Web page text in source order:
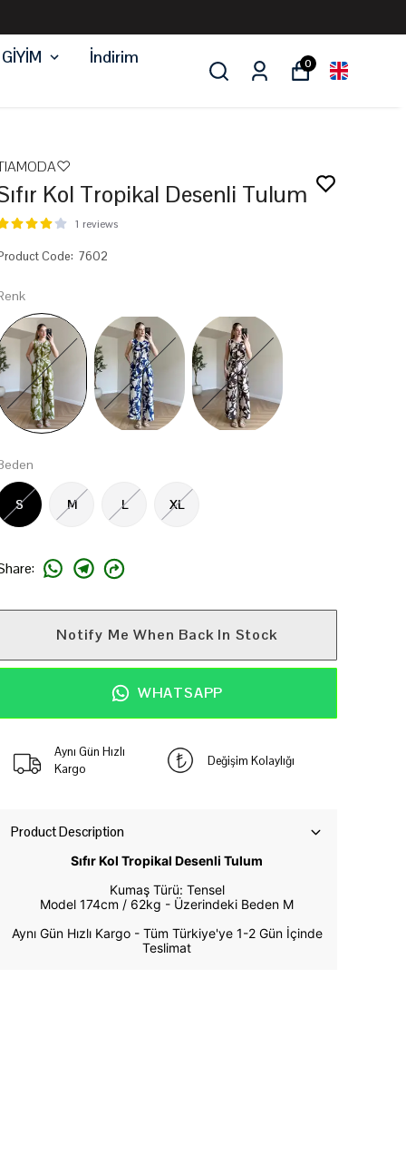
İndirim
0
Kol Tropikal Desenli Tulum
1 reviews
Code: 7602
S M L XL
:
Notify Me When Back In Stock
WHATSAPP
Aynı Gün Hızlı
Kargo
Değişim Kolaylığı
Product Description
Sıfır Kol Tropikal Desenli Tulum
Kumaş Türü: Tensel
Model 174cm / 62kg - Üzerindeki Beden M
Aynı Gün Hızlı Kargo - Tüm Türkiye'ye 1-2 Gün İçinde
Teslimat